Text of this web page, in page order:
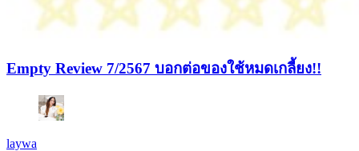
Empty Review 7/2567 บอกต่อของใช้หมดเกลี้ยง!!
laywa